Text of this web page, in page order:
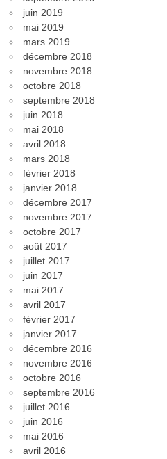
juin 2019
mai 2019
mars 2019
décembre 2018
novembre 2018
octobre 2018
septembre 2018
juin 2018
mai 2018
avril 2018
mars 2018
février 2018
janvier 2018
décembre 2017
novembre 2017
octobre 2017
août 2017
juillet 2017
juin 2017
mai 2017
avril 2017
février 2017
janvier 2017
décembre 2016
novembre 2016
octobre 2016
septembre 2016
juillet 2016
juin 2016
mai 2016
avril 2016